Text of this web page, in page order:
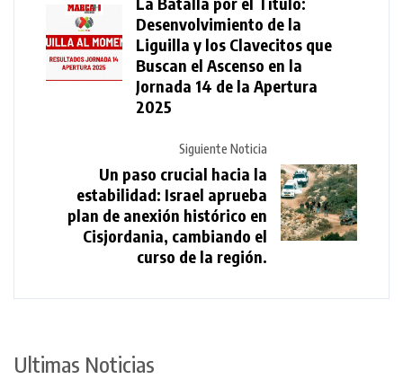
Desenvolvimiento de la
Liguilla y los Clavecitos que
Buscan el Ascenso en la
Jornada 14 de la Apertura
2025
Siguiente Noticia
Un paso crucial hacia la
estabilidad: Israel aprueba
plan de anexión histórico en
Cisjordania, cambiando el
curso de la región.
Ultimas Noticias